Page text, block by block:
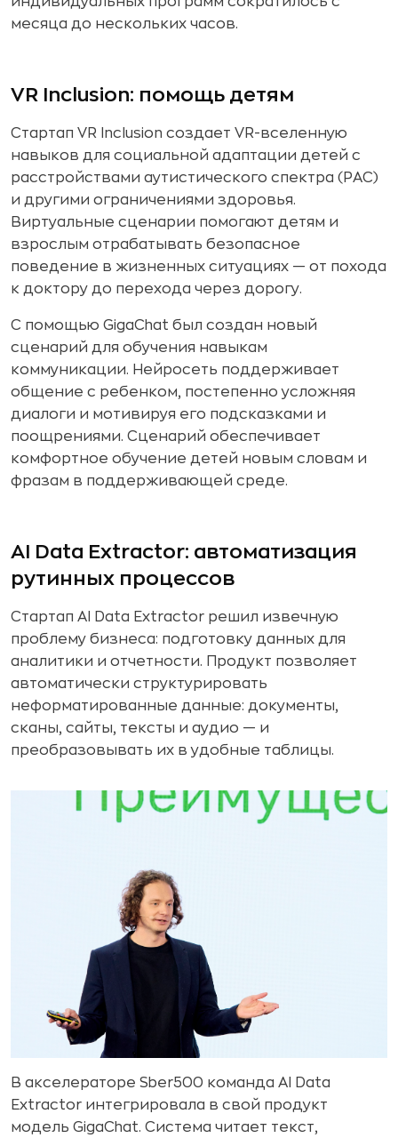
месяца до нескольких часов.
VR Inclusion: помощь детям
Стартап VR Inclusion создает VR-вселенную
навыков для социальной адаптации детей с
расстройствами аутистического спектра (РАС)
и другими ограничениями здоровья.
Виртуальные сценарии помогают детям и
взрослым отрабатывать безопасное
поведение в жизненных ситуациях — от похода
к доктору до перехода через дорогу.
С помощью GigaChat был создан новый
сценарий для обучения навыкам
коммуникации. Нейросеть поддерживает
общение с ребенком, постепенно усложняя
диалоги и мотивируя его подсказками и
поощрениями. Сценарий обеспечивает
комфортное обучение детей новым словам и
фразам в поддерживающей среде.
AI Data Extractor: автоматизация
рутинных процессов
Стартап AI Data Extractor решил извечную
проблему бизнеса: подготовку данных для
аналитики и отчетности. Продукт позволяет
автоматически структурировать
неформатированные данные: документы,
сканы, сайты, тексты и аудио — и
преобразовывать их в удобные таблицы.
В акселераторе Sber500 команда AI Data
Extractor интегрировала в свой продукт
модель GigaChat. Система читает текст,